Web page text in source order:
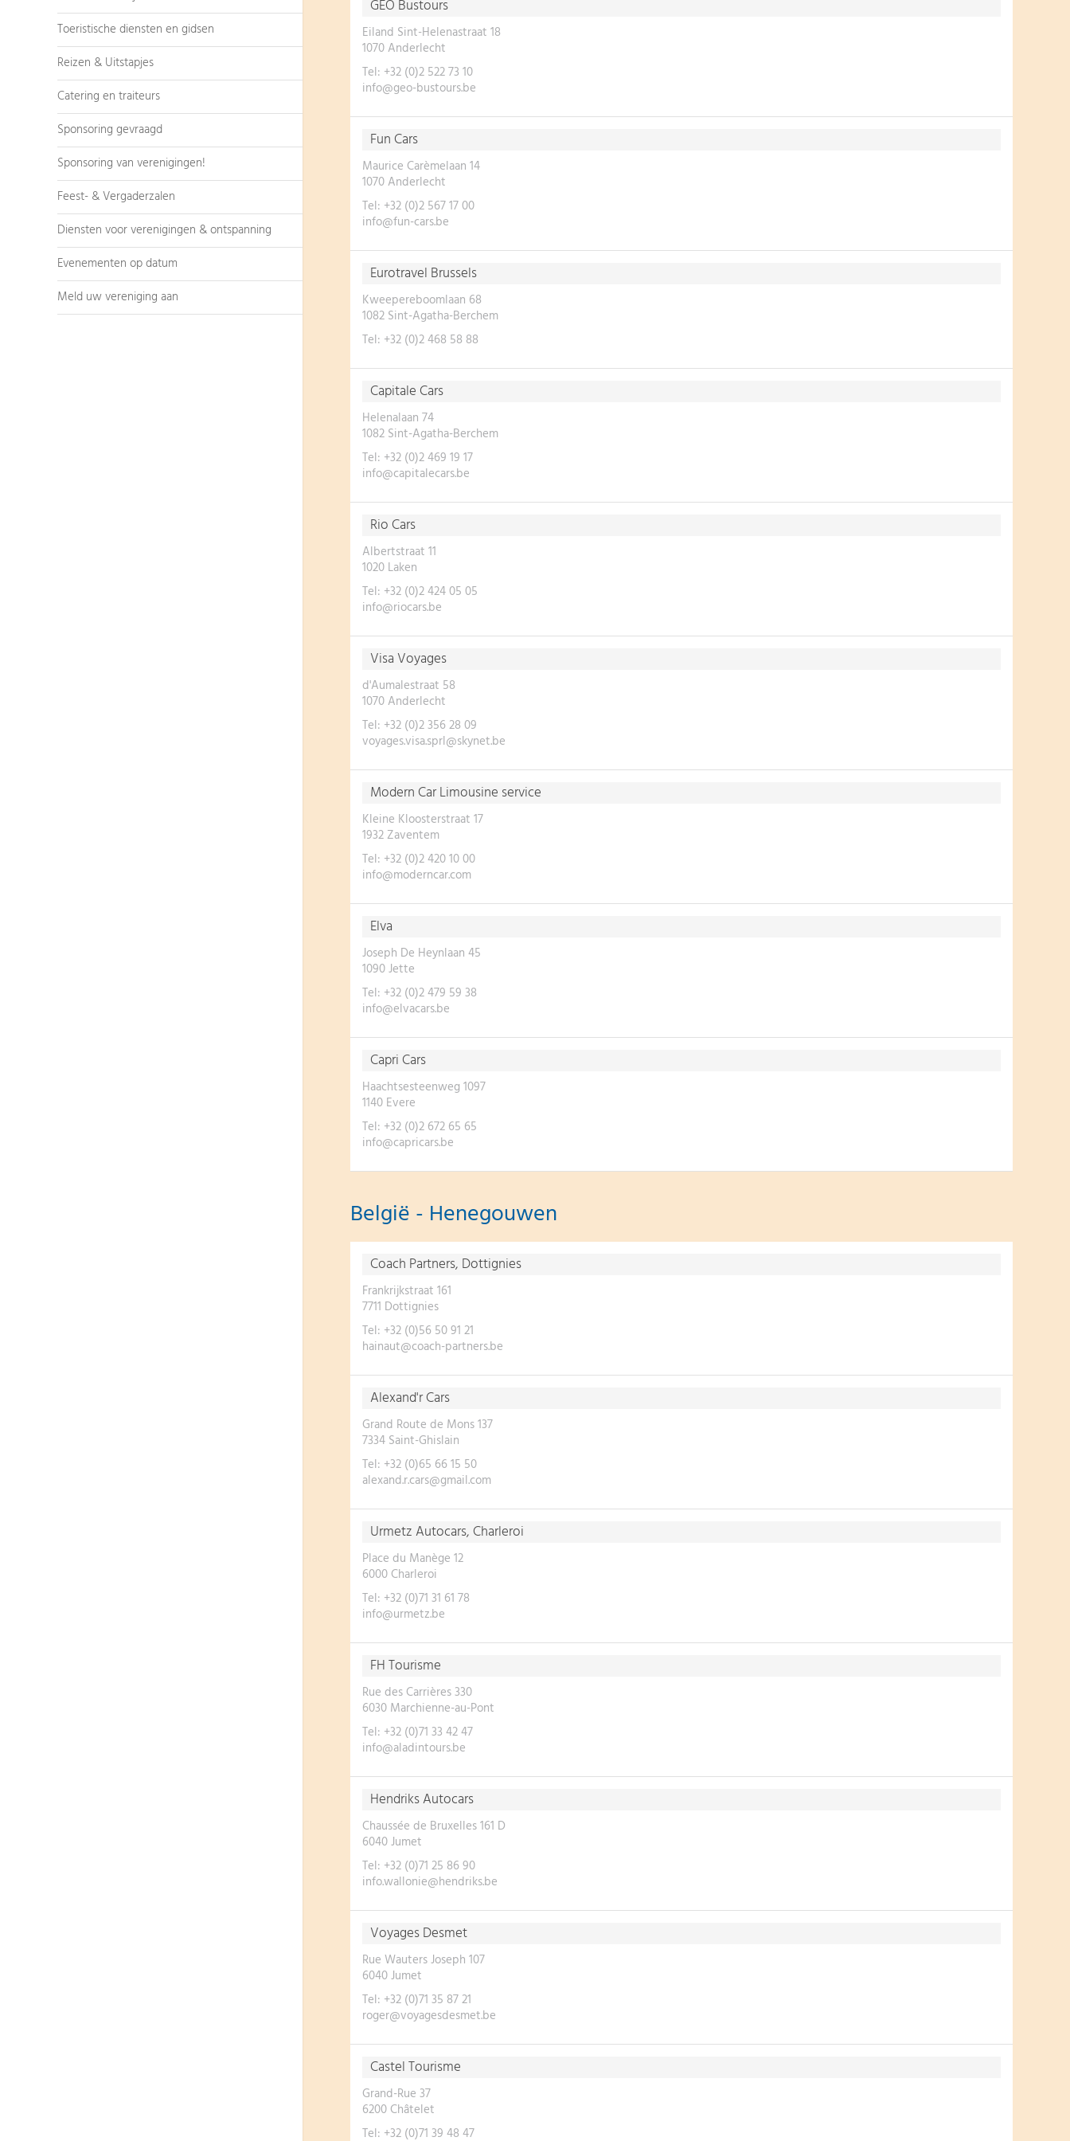
Toeristische diensten en gidsen
Reizen & Uitstapjes
Catering en traiteurs
Sponsoring gevraagd
Sponsoring van verenigingen!
Feest- & Vergaderzalen
Diensten voor verenigingen & ontspanning
Evenementen op datum
Meld uw vereniging aan
GEO Bustours
Eiland Sint-Helenastraat 18
1070 Anderlecht
Tel: +32 (0)2 522 73 10
info@geo-bustours.be
Fun Cars
Maurice Carèmelaan 14
1070 Anderlecht
Tel: +32 (0)2 567 17 00
info@fun-cars.be
Eurotravel Brussels
Kweepereboomlaan 68
1082 Sint-Agatha-Berchem
Tel: +32 (0)2 468 58 88
Capitale Cars
Helenalaan 74
1082 Sint-Agatha-Berchem
Tel: +32 (0)2 469 19 17
info@capitalecars.be
Rio Cars
Albertstraat 11
1020 Laken
Tel: +32 (0)2 424 05 05
info@riocars.be
Visa Voyages
d'Aumalestraat 58
1070 Anderlecht
Tel: +32 (0)2 356 28 09
voyages.visa.sprl@skynet.be
Modern Car Limousine service
Kleine Kloosterstraat 17
1932 Zaventem
Tel: +32 (0)2 420 10 00
info@moderncar.com
Elva
Joseph De Heynlaan 45
1090 Jette
Tel: +32 (0)2 479 59 38
info@elvacars.be
Capri Cars
Haachtsesteenweg 1097
1140 Evere
Tel: +32 (0)2 672 65 65
info@capricars.be
België - Henegouwen
Coach Partners, Dottignies
Frankrijkstraat 161
7711 Dottignies
Tel: +32 (0)56 50 91 21
hainaut@coach-partners.be
Alexand'r Cars
Grand Route de Mons 137
7334 Saint-Ghislain
Tel: +32 (0)65 66 15 50
alexand.r.cars@gmail.com
Urmetz Autocars, Charleroi
Place du Manège 12
6000 Charleroi
Tel: +32 (0)71 31 61 78
info@urmetz.be
FH Tourisme
Rue des Carrières 330
6030 Marchienne-au-Pont
Tel: +32 (0)71 33 42 47
info@aladintours.be
Hendriks Autocars
Chaussée de Bruxelles 161 D
6040 Jumet
Tel: +32 (0)71 25 86 90
info.wallonie@hendriks.be
Voyages Desmet
Rue Wauters Joseph 107
6040 Jumet
Tel: +32 (0)71 35 87 21
roger@voyagesdesmet.be
Castel Tourisme
Grand-Rue 37
6200 Châtelet
Tel: +32 (0)71 39 48 47